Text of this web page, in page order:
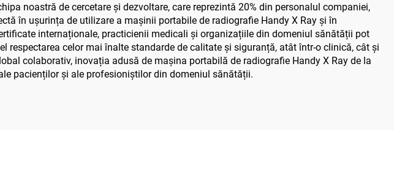
noastră de cercetare și dezvoltare, care reprezintă 20% din personalul companiei,
în ușurința de utilizare a mașinii portabile de radiografie Handy X Ray și în
internaționale, practicienii medicali și organizațiile din domeniul sănătății pot
celor mai înalte standarde de calitate și siguranță, atât într-o clinică, cât și
colaborativ, inovația adusă de mașina portabilă de radiografie Handy X Ray de la
pacienților și ale profesioniștilor din domeniul sănătății.